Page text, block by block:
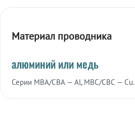
Материал проводника
алюминий или медь
Серии МВА/СВА — Al, МВС/СВС — Cu.